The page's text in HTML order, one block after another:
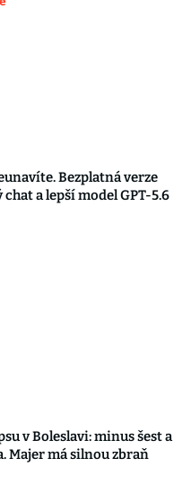
Bezplatná verze
a lepší model GPT-5.6
v Boleslavi: minus šest a
Majer má silnou zbraň